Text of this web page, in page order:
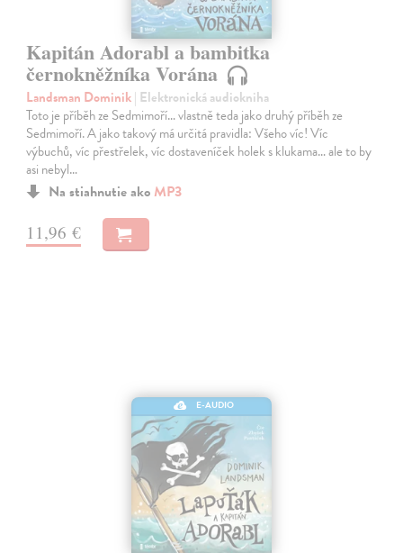
Kapitán Adorabl a bambitka
černokněžníka Vorána
Landsman Dominik| Elektronická audiokniha
Toto je příběh ze Sedmimoří… vlastně teda jako druhý příběh ze
Sedmimoří. A jako takový má určitá pravidla: Všeho víc! Víc
výbuchů, víc přestřelek, víc dostaveníček holek s klukama… ale to by
asi nebyl…
Na stiahnutie ako MP3
11,96 €
E-AUDIO